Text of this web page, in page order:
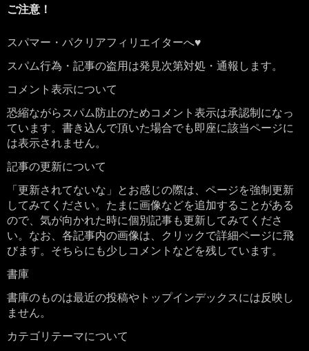
ご注意！
スパマー・パクリアフィリエイターへ♥
スパム行為・記事の盗用は発見次第対処・通報します。
コメント表示について
恐縮ながらスパム防止のためコメント表示は承認制になっ
ています。書き込んで頂いた場合でも即座に該当ページに
は表示されません。
記事の更新について
「更新されてないな」とお感じの際は、ページを強制更新
してみてください。たまに画像などを追加することがある
ので、気が向かれた時に個別記事も更新してみてくださ
い。なお、各記事内の画像は、クリックで詳細ページに飛
びます。そちらにも少しコメントなどを残しています。
書庫
書庫のものは最近の投稿やトップインデックスには反映し
ません。
カテゴリテーマについて